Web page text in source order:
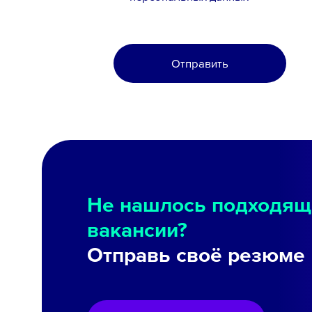
Отправить
Не нашлось
вакансии?
Отправь своё резюме